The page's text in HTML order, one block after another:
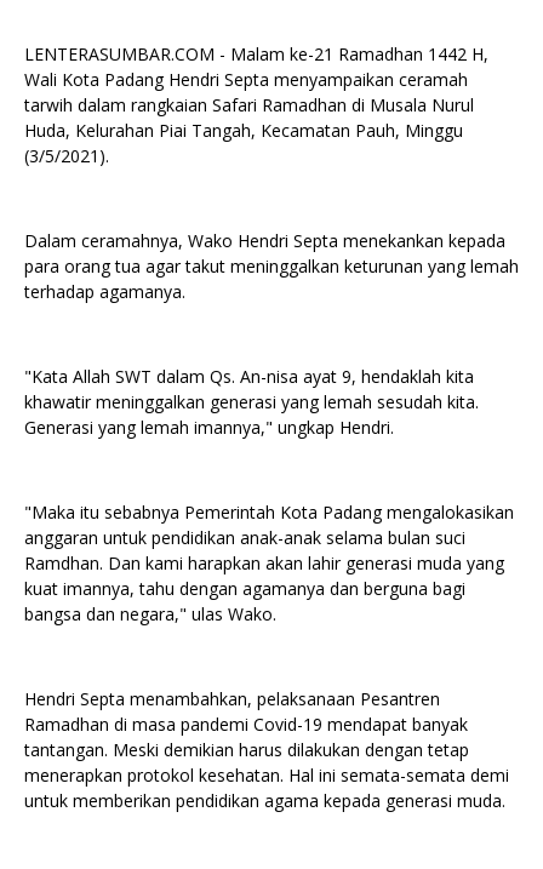
LENTERASUMBAR.COM - Malam ke-21 Ramadhan 1442 H,
Wali Kota Padang Hendri Septa menyampaikan ceramah
tarwih dalam rangkaian Safari Ramadhan di Musala Nurul
Huda, Kelurahan Piai Tangah, Kecamatan Pauh, Minggu
(3/5/2021).
Dalam ceramahnya, Wako Hendri Septa menekankan kepada
para orang tua agar takut meninggalkan keturunan yang lemah
terhadap agamanya.
"Kata Allah SWT dalam Qs. An-nisa ayat 9, hendaklah kita
khawatir meninggalkan generasi yang lemah sesudah kita.
Generasi yang lemah imannya," ungkap Hendri.
"Maka itu sebabnya Pemerintah Kota Padang mengalokasikan
anggaran untuk pendidikan anak-anak selama bulan suci
Ramdhan. Dan kami harapkan akan lahir generasi muda yang
kuat imannya, tahu dengan agamanya dan berguna bagi
bangsa dan negara," ulas Wako.
Hendri Septa menambahkan, pelaksanaan Pesantren
Ramadhan di masa pandemi Covid-19 mendapat banyak
tantangan. Meski demikian harus dilakukan dengan tetap
menerapkan protokol kesehatan. Hal ini semata-semata demi
untuk memberikan pendidikan agama kepada generasi muda.